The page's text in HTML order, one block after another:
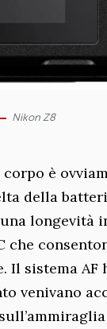
Nikon Z8
corpo è
della
longevità
che
sistema AF
venivano